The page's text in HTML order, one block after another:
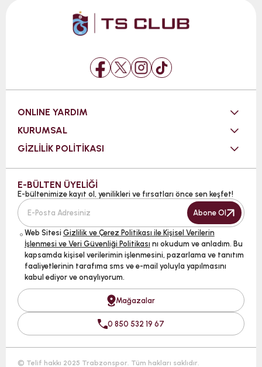
ONLINE YARDIM
KURUMSAL
GİZLİLİK POLİTİKASI
E-BÜLTEN ÜYELİĞİ
E-bültenimize kayıt ol, yenilikleri ve fırsatları önce sen keşfet!
Abone Ol
Web Sitesi Gizlilik ve Çerez Politikası ile Kişisel Verilerin
İşlenmesi ve Veri Güvenliği Politikası nı okudum ve anladım. Bu
kapsamda kişisel verilerimin işlenmesini, pazarlama ve tanıtım
faaliyetlerinin tarafıma sms ve e-mail yoluyla yapılmasını
kabul ediyor ve onaylıyorum.
Mağazalar
0 850 532 19 67
© Telif hakkı 2025 Trabzonspor. Tüm hakları saklıdır.